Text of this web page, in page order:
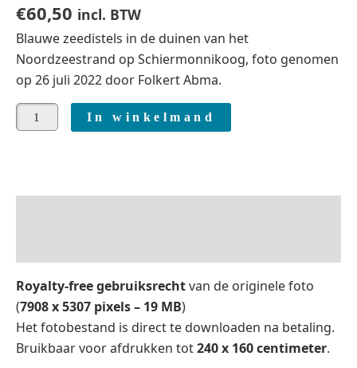
€60,50 incl. BTW
Blauwe zeedistels in de duinen van het
Noordzeestrand op Schiermonnikoog, foto genomen
op 26 juli 2022 door Folkert Abma.
In winkelmand
Royalty-free gebruiksrechtvan de originele foto
(7908x5307 pixels – 19 MB)
Het fotobestand is direct te downloaden na betaling.
Bruikbaar voor afdrukken tot240 x 160 centimeter.